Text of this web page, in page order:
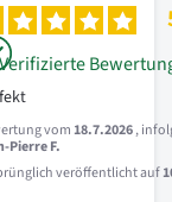
Verifizierte
vom18.7.2026,
Pierre F.
veröffentlicht auf